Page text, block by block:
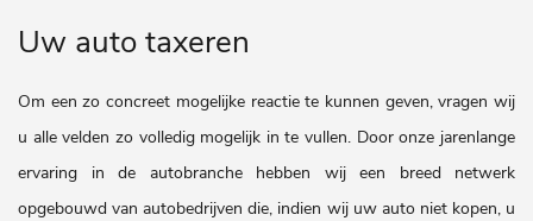
Uw auto taxeren
Om een zo concreet mogelijke reactie te kunnen geven, vragen wij
u alle velden zo volledig mogelijk in te vullen. Door onze jarenlange
ervaring in de autobranche hebben wij een breed netwerk
opgebouwd van autobedrijven die, indien wij uw auto niet kopen, u